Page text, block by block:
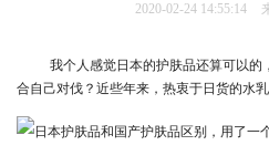
2020-02-24 14:55:14
我个人感觉日本的护肤品还算可以
合自己对伐？近些年来，热衷于日货的水乳